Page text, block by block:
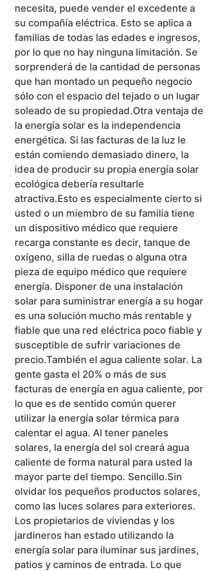
necesita, puede vender el excedente a
su compañía eléctrica. Esto se aplica a
familias de todas las edades e ingresos,
por lo que no hay ninguna limitación. Se
sorprenderá de la cantidad de personas
que han montado un pequeño negocio
sólo con el espacio del tejado o un lugar
soleado de su propiedad.Otra ventaja de
la energía solar es la independencia
energética. Si las facturas de la luz le
están comiendo demasiado dinero, la
idea de producir su propia energía solar
ecológica debería resultarle
atractiva.Esto es especialmente cierto si
usted o un miembro de su familia tiene
un dispositivo médico que requiere
recarga constante es decir, tanque de
oxígeno, silla de ruedas o alguna otra
pieza de equipo médico que requiere
energía. Disponer de una instalación
solar para suministrar energía a su hogar
es una solución mucho más rentable y
fiable que una red eléctrica poco fiable y
susceptible de sufrir variaciones de
precio.También el agua caliente solar. La
gente gasta el 20% o más de sus
facturas de energía en agua caliente, por
lo que es de sentido común querer
utilizar la energía solar térmica para
calentar el agua. Al tener paneles
solares, la energía del sol creará agua
caliente de forma natural para usted la
mayor parte del tiempo. Sencillo.Sin
olvidar los pequeños productos solares,
como las luces solares para exteriores.
Los propietarios de viviendas y los
jardineros han estado utilizando la
energía solar para iluminar sus jardines,
patios y caminos de entrada. Lo que